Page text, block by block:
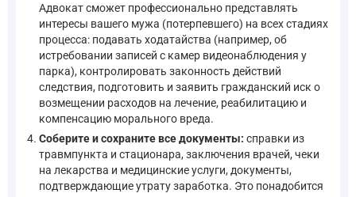
Адвокат сможет профессионально представлять
интересы вашего мужа (потерпевшего) на всех стадиях
процесса: подавать ходатайства (например, об
истребовании записей с камер видеонаблюдения у
парка), контролировать законность действий
следствия, подготовить и заявить гражданский иск о
возмещении расходов на лечение, реабилитацию и
компенсацию морального вреда.
Соберите и сохраните все документы: справки из
травмпункта и стационара, заключения врачей, чеки
на лекарства и медицинские услуги, документы,
подтверждающие утрату заработка. Это понадобится